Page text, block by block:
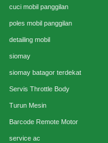
cuci mobil panggilan
poles mobil panggilan
detailing mobil
siomay
siomay batagor terdekat
Servis Throttle Body
Turun Mesin
Barcode Remote Motor
service ac